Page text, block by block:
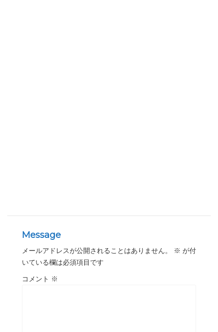
Message
メールアドレスが公開されることはありません。 ※ が付
いている欄は必須項目です
コメント ※